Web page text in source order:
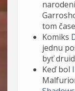
tom
Komiks
jednu
byť
Keď bol